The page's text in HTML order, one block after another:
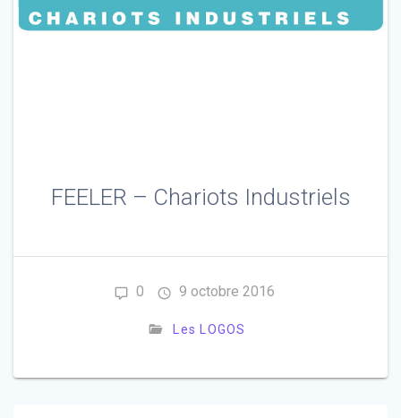
FEELER – Chariots Industriels
0 9 octobre 2016
Les LOGOS